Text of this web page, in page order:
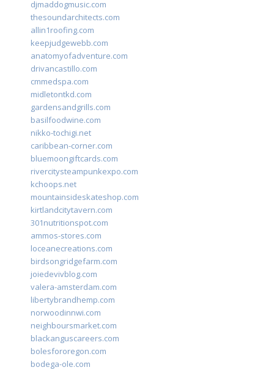
djmaddogmusic.com
thesoundarchitects.com
allin1roofing.com
keepjudgewebb.com
anatomyofadventure.com
drivancastillo.com
cmmedspa.com
midletontkd.com
gardensandgrills.com
basilfoodwine.com
nikko-tochigi.net
caribbean-corner.com
bluemoongiftcards.com
rivercitysteampunkexpo.com
kchoops.net
mountainsideskateshop.com
kirtlandcitytavern.com
301nutritionspot.com
ammos-stores.com
loceanecreations.com
birdsongridgefarm.com
joiedevivblog.com
valera-amsterdam.com
libertybrandhemp.com
norwoodinnwi.com
neighboursmarket.com
blackanguscareers.com
bolesfororegon.com
bodega-ole.com